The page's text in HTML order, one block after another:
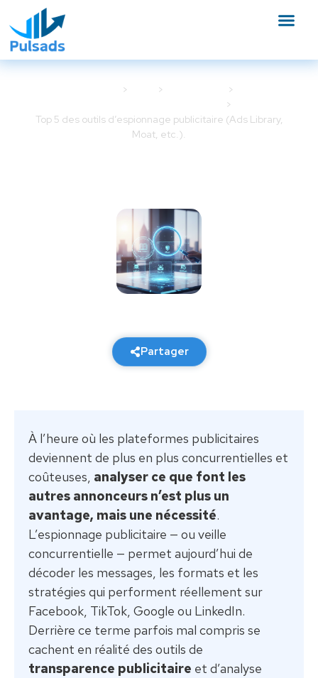
Top 5 des outils d’espionnage publicitaire (Ads Library,
Moat, etc.).
Partager
À l’heure où les plateformes publicitaires
deviennent de plus en plus concurrentielles et
coûteuses, analyser ce que font les
autres annonceurs n’est plus un
avantage, mais une nécessité.
L’espionnage publicitaire — ou veille
concurrentielle — permet aujourd’hui de
décoder les messages, les formats et les
stratégies qui performent réellement sur
Facebook, TikTok, Google ou LinkedIn.
Derrière ce terme parfois mal compris se
cachent en réalité des outils de
transparence publicitaire et d’analyse